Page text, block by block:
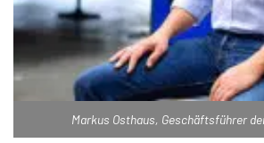
Markus Osthaus, Geschäftsführer